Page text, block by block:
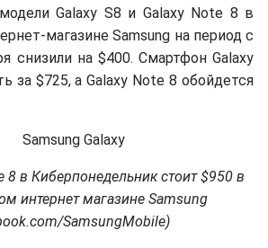
Galaxy S8 и Galaxy Note 8 в
магазине Samsung на период с
cнизили на $400. Смартфон Galaxy
за $725, а Galaxy Note 8 обойдется
8 в Киберпонедельник стоит $950 в
интернет магазине Samsung
SamsungMobile)